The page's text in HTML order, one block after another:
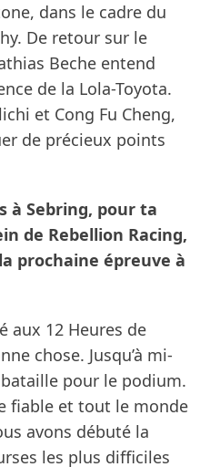
dans le cadre du
De retour sur le
Beche entend
de la Lola-Toyota.
et Cong Fu Cheng,
de précieux points
à Sebring, pour ta
de Rebellion Racing,
prochaine épreuve à
aux 12 Heures de
chose. Jusqu’à mi-
pour le podium.
fiable et tout le monde
avons débuté la
les plus difficiles